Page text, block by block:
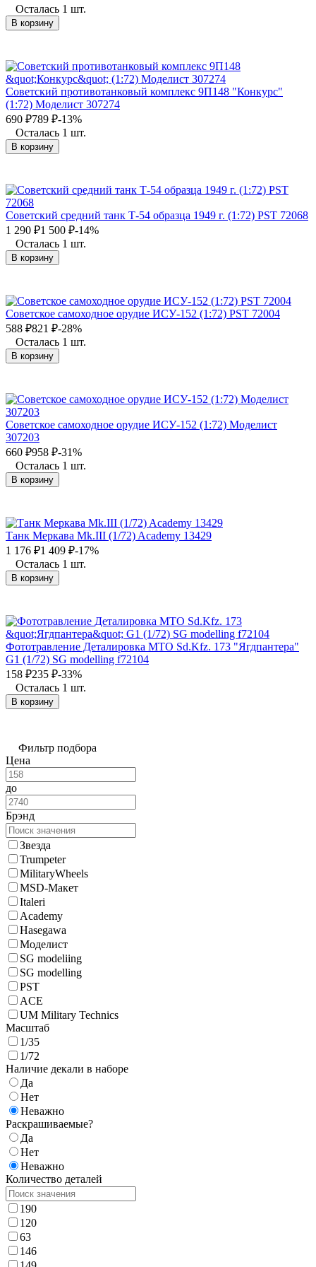
Осталась 1 шт.
В корзину
Советский противотанковый комплекс 9П148 "Конкурс"
(1:72) Моделист 307274
690 ₽789 ₽-13%
Осталась 1 шт.
В корзину
Советский средний танк Т-54 образца 1949 г. (1:72) PST 72068
1 290 ₽1 500 ₽-14%
Осталась 1 шт.
В корзину
Советское самоходное орудие ИСУ-152 (1:72) PST 72004
588 ₽821 ₽-28%
Осталась 1 шт.
В корзину
Советское самоходное орудие ИСУ-152 (1:72) Моделист
307203
660 ₽958 ₽-31%
Осталась 1 шт.
В корзину
Танк Меркава Mk.III (1/72) Academy 13429
1 176 ₽1 409 ₽-17%
Осталась 1 шт.
В корзину
Фототравление Деталировка МТО Sd.Kfz. 173 "Ягдпантера"
G1 (1/72) SG modelling f72104
158 ₽235 ₽-33%
Осталась 1 шт.
В корзину
Фильтр подбора
Цена
до
Брэнд
Звезда
Trumpeter
MilitaryWheels
MSD-Макет
Italeri
Academy
Hasegawa
Моделист
SG modeliing
SG modelling
PST
ACE
UM Military Technics
Масштаб
1/35
1/72
Наличие декали в наборе
Да
Нет
Неважно
Раскрашиваемые?
Да
Нет
Неважно
Количество деталей
190
120
63
146